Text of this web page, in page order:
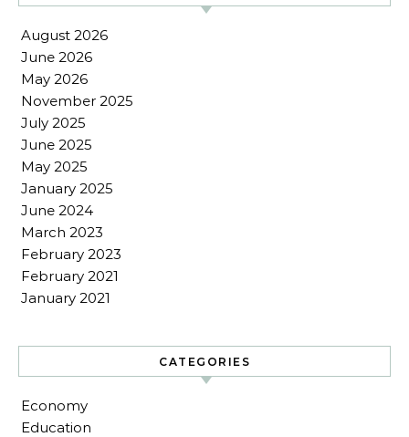
August 2026
June 2026
May 2026
November 2025
July 2025
June 2025
May 2025
January 2025
June 2024
March 2023
February 2023
February 2021
January 2021
CATEGORIES
Economy
Education